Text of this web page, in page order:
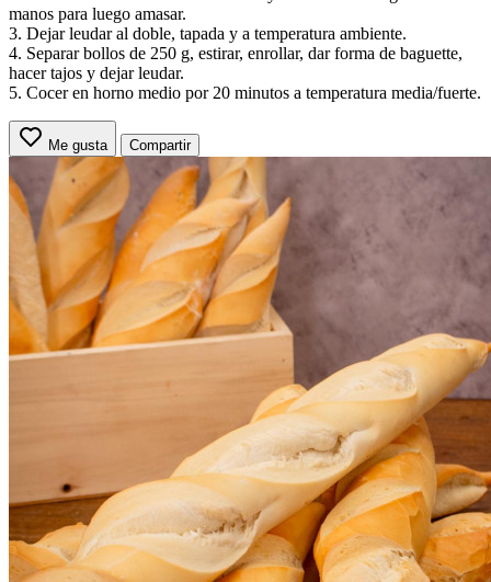
manos para luego amasar.
3. Dejar leudar al doble, tapada y a temperatura ambiente.
4. Separar bollos de 250 g, estirar, enrollar, dar forma de baguette,
hacer tajos y dejar leudar.
5. Cocer en horno medio por 20 minutos a temperatura media/fuerte.
Me gusta Compartir